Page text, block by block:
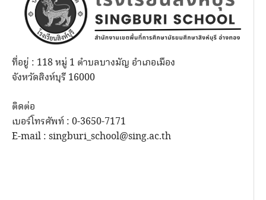
ที่อยู่ : 118 หมู่ 1 ตำบลบางมัญ อำเภอเมือง
จังหวัดสิงห์บุรี 16000
ติดต่อ
เบอร์โทรศัพท์ : 0-3650-7171
E-mail : singburi_school@sing.ac.th